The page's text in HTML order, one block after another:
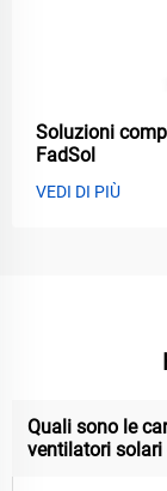
Soluzioni
FadSol
VEDI DI PIÙ
Quali sono le
ventilatori solari